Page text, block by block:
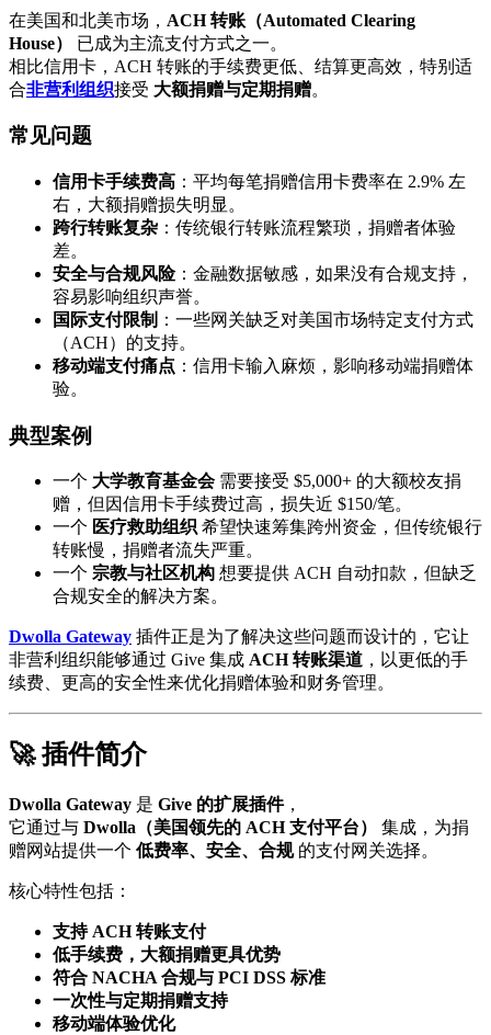
在美国和北美市场， ACH 转账（Automated Clearing
House）
已成为主流支付方式之一。
相比信用卡，ACH 转账的手续费更低、结算更高效，特别适
合非营利组织接受 大额捐赠与定期捐赠。
常见问题
信用卡手续费高 ：平均每笔捐赠信用卡费率在 2.9% 左
右，大额捐赠损失明显。
跨行转账复杂 ：传统银行转账流程繁琐，捐赠者体验
差。
安全与合规风险：金融数据敏感，如果没有合规支持，
容易影响组织声誉。
国际支付限制 ：一些网关缺乏对美国市场特定支付方式
（ACH）的支持。
移动端支付痛点 ：信用卡输入麻烦，影响移动端捐赠体
验。
典型案例
一个 大学教育基金会需要接受 $5,000+ 的大额校友捐
赠，但因信用卡手续费过高，损失近 $150/笔。
一个 医疗救助组织 希望快速筹集跨州资金，但传统银行
转账慢，捐赠者流失严重。
一个 宗教与社区机构 想要提供 ACH 自动扣款，但缺乏
合规安全的解决方案。
Dwolla Gateway 插件正是为了解决这些问题而设计的，它让
非营利组织能够通过 Give 集成 ACH 转账渠道 ，以更低的手
续费、更高的安全性来优化捐赠体验和财务管理。
🚀 插件简介
Dwolla Gateway 是 Give 的扩展插件，
它通过与 Dwolla（美国领先的 ACH 支付平台）
集成，为捐
赠网站提供一个 低费率、安全、合规的支付网关选择。
核心特性包括：
支持 ACH 转账支付
低手续费，大额捐赠更具优势
符合 NACHA 合规与 PCI DSS 标准
一次性与定期捐赠支持
移动端体验优化